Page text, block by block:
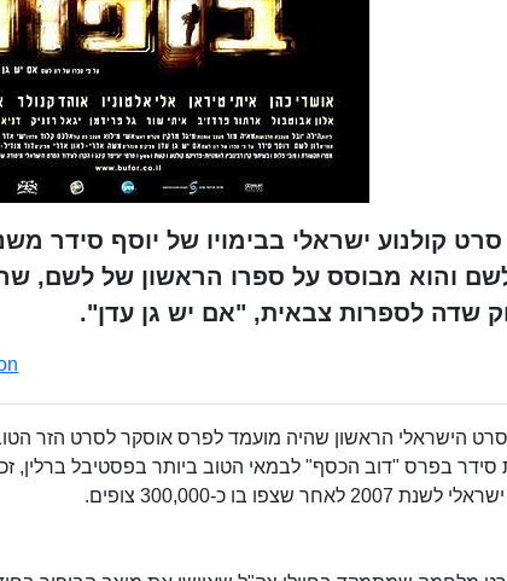
לשם והוא מבוסס על ספרו הראשון של לשם,
שדה לספרות צבאית, "אם יש גן עדן".
סידר בפרס "דוב הכסף" לבמאי הטוב ביותר בפסטיבל ברלין,
שצפו בו כ-300,000 צופים.